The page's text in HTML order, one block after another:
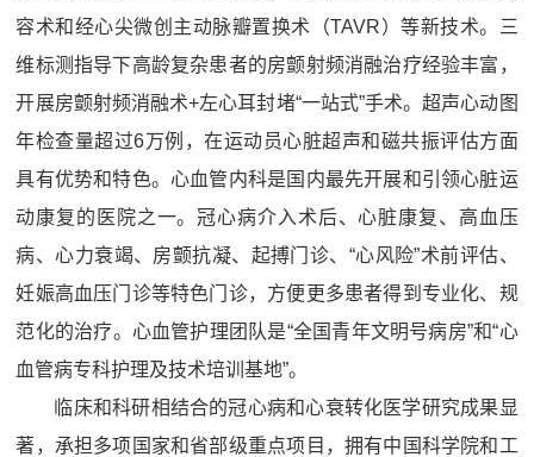
容术和经心尖微创主动脉瓣置换术（TAVR）等新技术。三
维标测指导下高龄复杂患者的房颤射频消融治疗经验丰富，
开展房颤射频消融术+左心耳封堵“一站式”手术。超声心动图
年检查量超过6万例，在运动员心脏超声和磁共振评估方面
具有优势和特色。心血管内科是国内最先开展和引领心脏运
动康复的医院之一。冠心病介入术后、心脏康复、高血压
病、心力衰竭、房颤抗凝、起搏门诊、“心风险”术前评估、
妊娠高血压门诊等特色门诊，方便更多患者得到专业化、规
范化的治疗。心血管护理团队是“全国青年文明号病房”和“心
血管病专科护理及技术培训基地”。
临床和科研相结合的冠心病和心衰转化医学研究成果显
著，承担多项国家和省部级重点项目，拥有中国科学院和工